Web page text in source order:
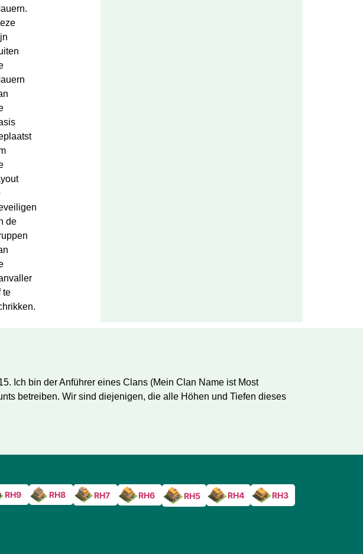
de
te
Ich bin der Anführer eines Clans (Mein Clan Name ist Most
betreiben. Wir sind diejenigen, die alle Höhen und Tiefen dieses
RH9 RH8 RH7 RH6 RH5 RH4 RH3